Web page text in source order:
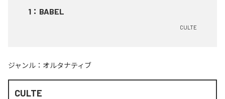
1 ： BABEL
CULTE
ジャンル： オルタナティブ
CULTE